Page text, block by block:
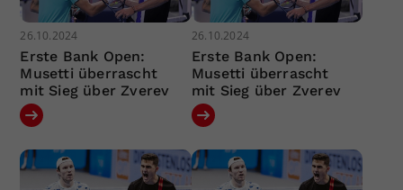
26.10.2024
Erste Bank Open:
Musetti überrascht
mit Sieg über Zverev
26.10.2024
Erste Bank Open:
Musetti überrascht
mit Sieg über Zverev